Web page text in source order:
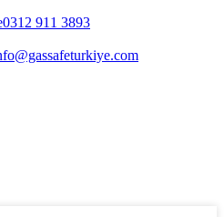
0312 911 3893